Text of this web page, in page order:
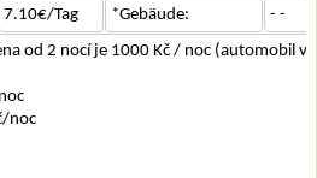
7.10€/Tag *Gebäude:
- -
od 2 nocí je 1000 Kč / noc (automobil v
noc